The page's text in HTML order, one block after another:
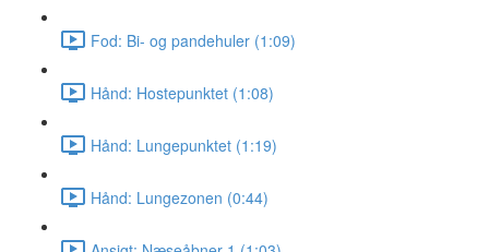
Fod: Bi- og pandehuler (1:09)
Hånd: Hostepunktet (1:08)
Hånd: Lungepunktet (1:19)
Hånd: Lungezonen (0:44)